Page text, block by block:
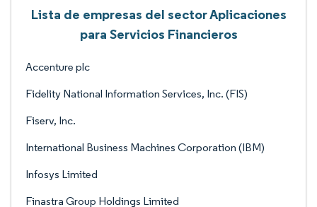
Lista de empresas del sector Aplicaciones
para Servicios Financieros
Accenture plc
Fidelity National Information Services, Inc. (FIS)
Fiserv, Inc.
International Business Machines Corporation (IBM)
Infosys Limited
Finastra Group Holdings Limited